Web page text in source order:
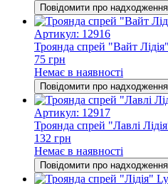
Повідомити про надходження
Артикул: 12916
Троянда спрей "Вайт
75 грн
Немає в наявності
Повідомити про надходження
Артикул: 12917
Троянда спрей "Лавлі
132 грн
Немає в наявності
Повідомити про надходження